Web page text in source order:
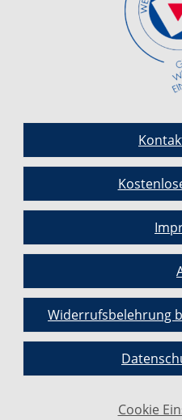
Widerrufsbelehrung
Cookie